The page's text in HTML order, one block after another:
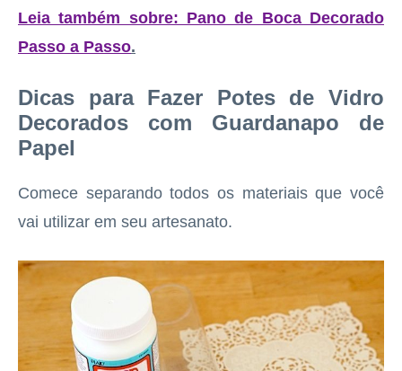
Leia também sobre: Pano de Boca Decorado
Passo a Passo.
Dicas para Fazer Potes de Vidro
Decorados com Guardanapo de
Papel
Comece separando todos os materiais que você
vai utilizar em seu artesanato.